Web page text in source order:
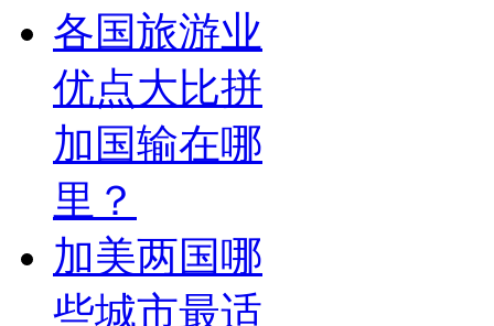
各国旅游业
优点大比拼
加国输在哪
里？
加美两国哪
些城市最适